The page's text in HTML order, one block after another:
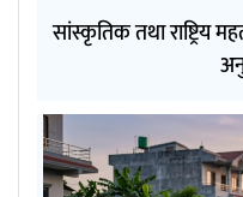
सांस्कृतिक तथा राष्ट्रिय